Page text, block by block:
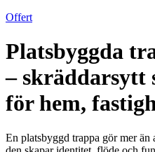
Offert
Platsbyggda
– skräddarsytt
för hem,
En platsbyggd trappa gör mer än